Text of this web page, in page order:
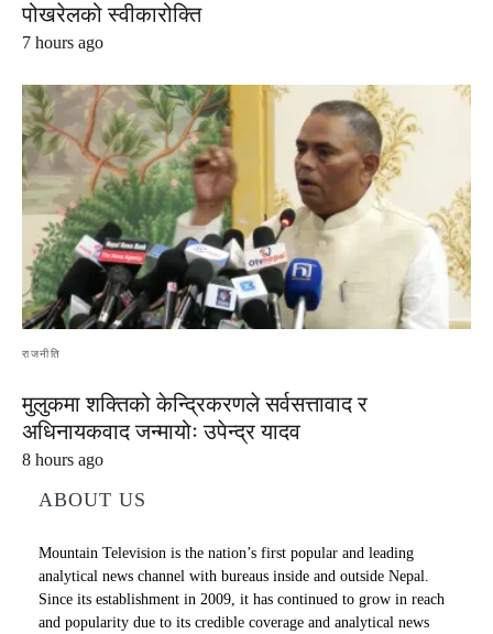
पोखरेलको स्वीकारोक्ति
7 hours ago
राजनीति
मुलुकमा शक्तिको केन्द्रिकरणले सर्वसत्तावाद र
अधिनायकवाद जन्मायोः उपेन्द्र यादव
8 hours ago
ABOUT US
Mountain Television is the nation’s first popular and leading
analytical news channel with bureaus inside and outside Nepal.
Since its establishment in 2009, it has continued to grow in reach
and popularity due to its credible coverage and analytical news